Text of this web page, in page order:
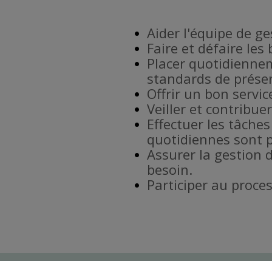
Aider l'équipe de
Faire et défaire
Placer
standards de
Offrir un bon
Veiller et
Effectuer les
quotidiennes sont
Assurer la gestion
besoin.
Participer au